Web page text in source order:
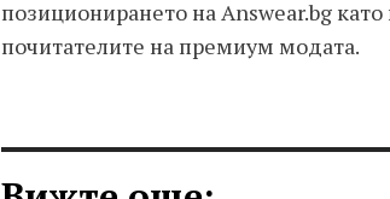
позиционирането на Answear.bg
почитателите на премиум модата.